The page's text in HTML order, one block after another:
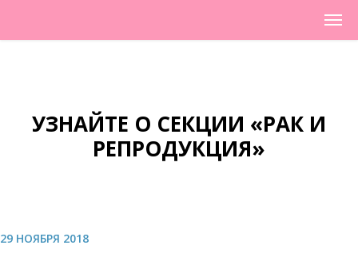
УЗНАЙТЕ О СЕКЦИИ «РАК И
РЕПРОДУКЦИЯ»
29 НОЯБРЯ 2018